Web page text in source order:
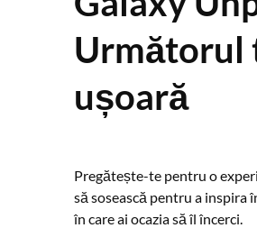
Următorul
ușoară
Pregătește-te pentru o
să sosească pentru a inspira
în care ai ocazia să îl încerci.